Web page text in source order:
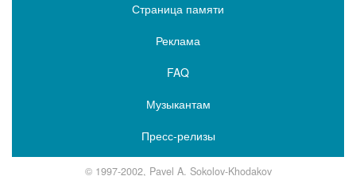
Страница памяти
Реклама
FAQ
Музыкантам
Пресс-релизы
© 1997-2002, Pavel A. Sokolov-Khodakov